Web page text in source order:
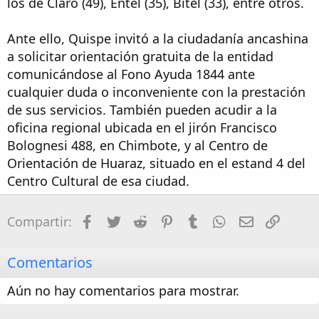
Ante ello, Quispe invitó a la ciudadanía ancashina
a solicitar orientación gratuita de la entidad
comunicándose al Fono Ayuda 1844 ante
cualquier duda o inconveniente con la prestación
de sus servicios. También pueden acudir a la
oficina regional ubicada en el jirón Francisco
Bolognesi 488, en Chimbote, y al Centro de
Orientación de Huaraz, situado en el estand 4 del
Centro Cultural de esa ciudad.
Compartir: FacebookTwitterReddit PinterestTumblrWhatsApp
Email
Comentarios
Aún no hay comentarios para mostrar.